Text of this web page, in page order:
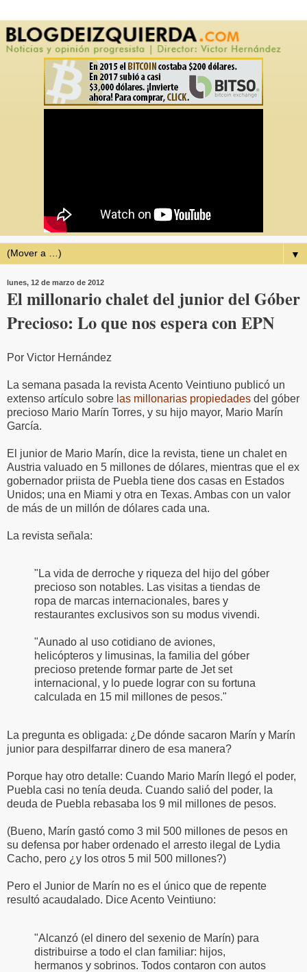
▼
lunes, 12 de marzo de 2012
El millonario chalet del junior del Góber
Precioso: Lo que nos espera con EPN
Por Victor Hernández
La semana pasada la revista Acento Veintiuno publicó un
extenso artículo sobre las millonarias propiedades del góber
precioso Mario Marín Torres, y su hijo mayor, Mario Marín
García.
El junior de Mario Marín, dice la revista, tiene un chalet en
Austria valuado en 5 millones de dólares, mientras que el ex
gobernador priista de Puebla tiene dos casas en Estados
Unidos; una en Miami y otra en Texas. Ambas con un valor
de más de un millón de dólares cada una.
La revista señala:
"La vida de derroche y riqueza del hijo del góber
precioso son notables. Las visitas a tiendas de
ropa de marcas internacionales, bares y
restaurantes exclusivos son su modus vivendi.
"Aunado al uso cotidiano de aviones,
helicópteros y limusinas, la familia del góber
precioso pretende formar parte de Jet set
internacional, y lo puede lograr con su fortuna
calculada en 15 mil millones de pesos."
La pregunta es obligada: ¿De dónde sacaron Marín y Marín
junior para despilfarrar dinero de esa manera?
Porque hay otro detalle: Cuando Mario Marín llegó el poder,
Puebla casi no tenía deuda. Cuando salió del poder, la
deuda de Puebla rebasaba los 9 mil millones de pesos.
(Bueno, Marín gastó como 3 mil 500 millones de pesos en
su defensa por haber ordenado el arresto ilegal de Lydia
Cacho, pero ¿y los otros 5 mil 500 millones?)
Pero el Junior de Marín no es el único que de repente
resultó acaudalado. Dice Acento Veintiuno:
"Alcanzó (el dinero del sexenio de Marín) para
distribuirse a todo el clan familiar: hijos,
hermanos y sobrinos. Todos contaron con autos